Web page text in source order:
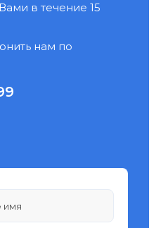
в течение 15
нам по